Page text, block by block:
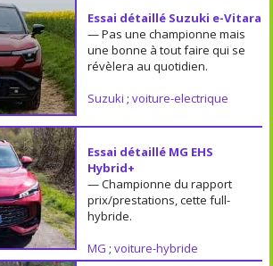
Essai détaillé Suzuki e-Vitara
— Pas une championne mais
une bonne à tout faire qui se
révèlera au quotidien.
Suzuki ; voiture-electrique
Essai détaillé MG EHS
Hybrid+
— Championne du rapport
prix/prestations, cette full-
hybride.
MG ; voiture-hybride